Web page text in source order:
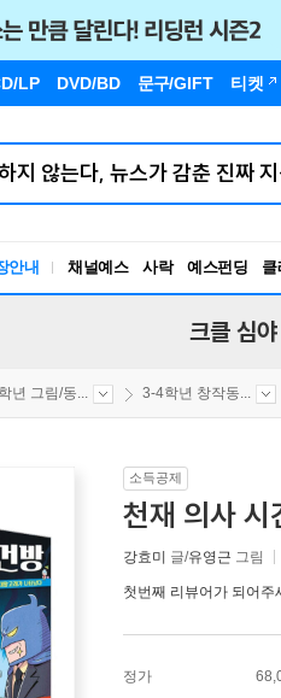
LP DVD/BD 문구/GIFT 티켓
안내 채널예스 사락 예스펀딩 클
크클 심
년 그림/동... 3-4학년 창작동...
소득공제
천재 의사
강효미 글/유영근 그림
첫번째 리뷰어가 되어주
정가